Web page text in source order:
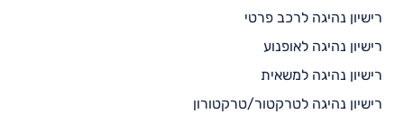
רישיון נהיגה לרכב פרטי
רישיון נהיגה לאופנוע
רישיון נהיגה למשאית
רישיון נהיגה לטרקטור/טרקטורון